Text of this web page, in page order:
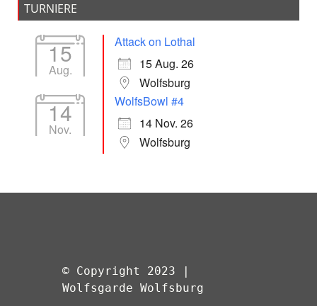
TURNIERE
15
Aug.
Attack on Lothal
15 Aug. 26
Wolfsburg
14
Nov.
WolfsBowl #4
14 Nov. 26
Wolfsburg
© Copyright 2023 |
Wolfsgarde Wolfsburg